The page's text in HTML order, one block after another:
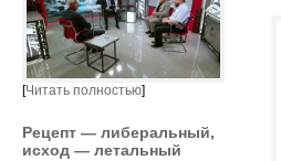
[Читать полностью]
Рецепт — либеральный,
исход — летальный